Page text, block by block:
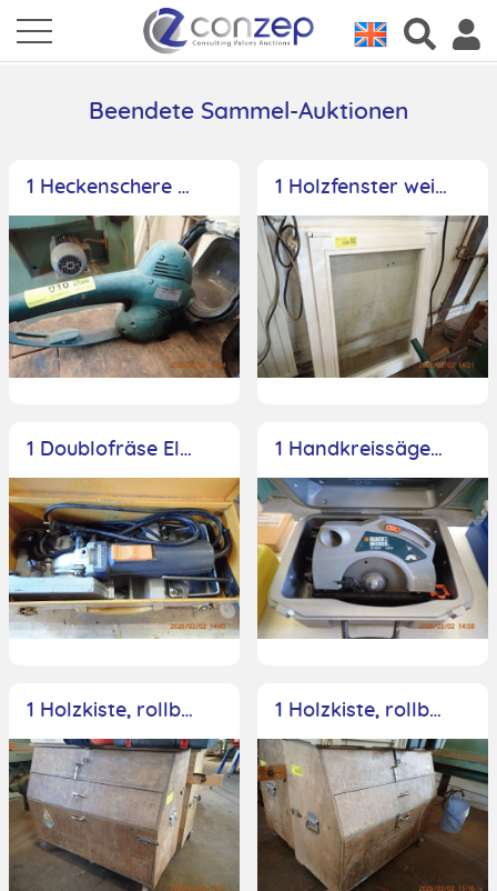
Beendete Sammel-Auktionen
1 Heckenschere Metabo, Typ HS Euro 1 Holzfenster weiß, 0,80mx1,00m
1 Doublofräse Elu, Typ DS140, Seriennr.: 61933, 600 Watt, 7500 U/min, im Koffer 1 Handkreissäge Black & Decker KS865N, 1300 Watt, im Koffer
1 Holzkiste, rollbar, Werkzeugkiste, leer 1 Holzkiste, rollbar, Werkzeugkiste, leer